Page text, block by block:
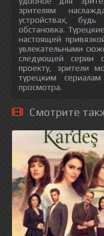
зрителям
устройствах,
обстановка.
настоящей
увлекательными
следующей серии
проекту, зрители
турецким
просмотра.
Смотрите